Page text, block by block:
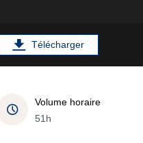
Télécharger
Volume horaire
51h